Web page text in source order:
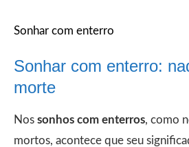
Sonhar com enterro
Sonhar com enterro:
morte
Nos sonhos com enterros, como
mortos, acontece que seu